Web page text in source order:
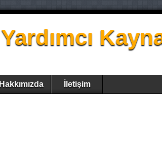
Yardımcı
Hakkımızda İletişim